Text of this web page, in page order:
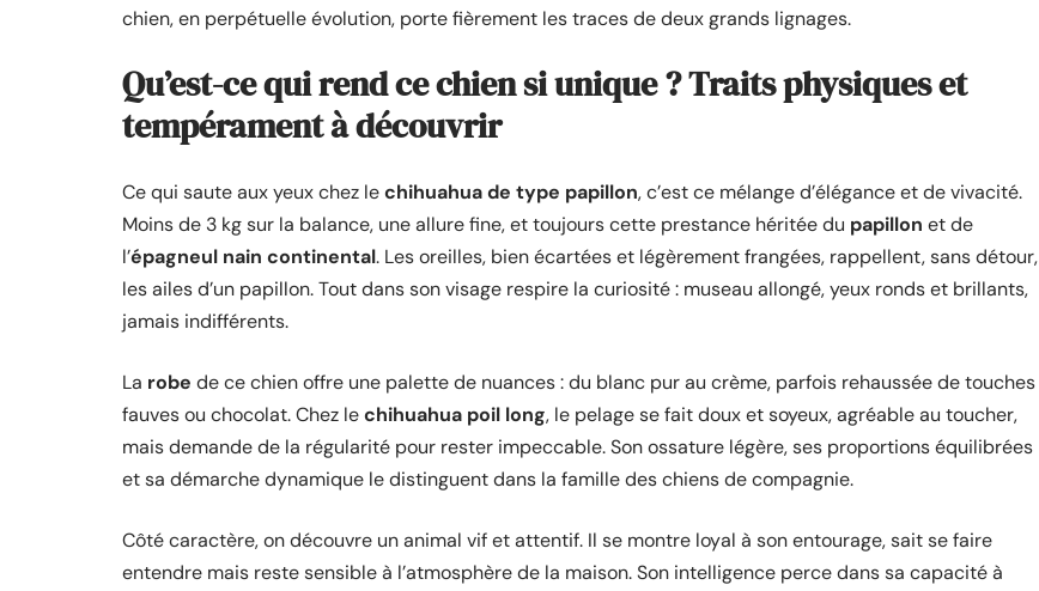
chien, en perpétuelle évolution, porte fièrement les traces de deux grands lignages.
Qu’est-ce qui rend ce chien si unique ? Traits physiques et
tempérament à découvrir
Ce qui saute aux yeux chez lechihuahua de type papillon, c’est ce mélange d’élégance et de vivacité.
Moins de 3 kg sur la balance, une allure fine, et toujours cette prestance héritée du papillon et de
l’épagneul nain continental. Les oreilles, bien écartées et légèrement frangées, rappellent, sans détour,
les ailes d’un papillon. Tout dans son visage respire la curiosité : museau allongé, yeux ronds et brillants,
jamais indifférents.
La robe de ce chien offre une palette de nuances : du blanc pur au crème, parfois rehaussée de touches
fauves ou chocolat. Chez lechihuahua poil long, le pelage se fait doux et soyeux, agréable au toucher,
mais demande de la régularité pour rester impeccable. Son ossature légère, ses proportions équilibrées
et sa démarche dynamique le distinguent dans la famille des chiens de compagnie.
Côté caractère, on découvre un animal vif et attentif. Il se montre loyal à son entourage, sait se faire
entendre mais reste sensible à l’atmosphère de la maison. Son intelligence perce dans sa capacité à